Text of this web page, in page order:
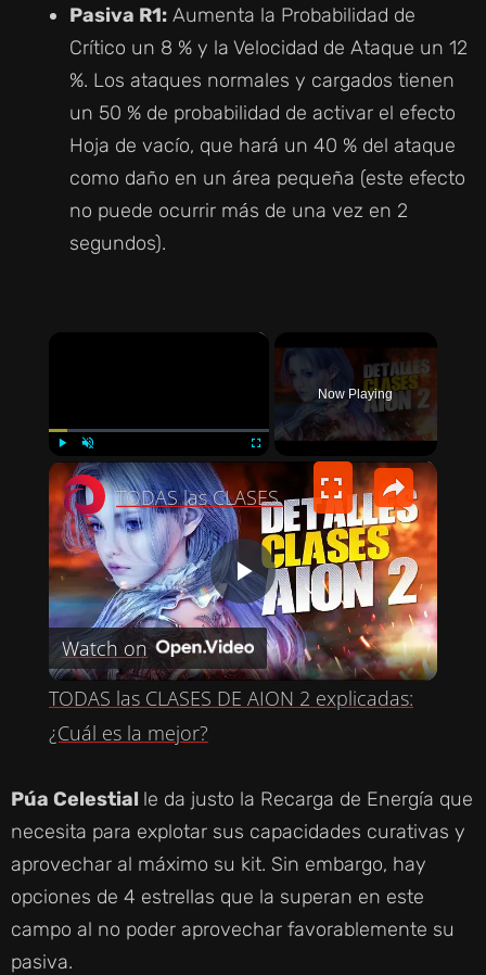
Pasiva R1: Aumenta la Probabilidad de
Crítico un 8 % y la Velocidad de Ataque un 12
%. Los ataques normales y cargados tienen
un 50 % de probabilidad de activar el efecto
Hoja de vacío, que hará un 40 % del ataque
como daño en un área pequeña (este efecto
no puede ocurrir más de una vez en 2
segundos).
×
PLAY UNMUTE
Now Playing
×
P
L
Y
V
I
TODAS las CLASES DE AION 2 explicadas: ¿Cuál es la mejor?
Watch on
TODAS las CLASES DE AION 2 explicadas:
¿Cuál es la mejor?
Púa Celestial le da justo la Recarga de Energía que
necesita para explotar sus capacidades curativas y
aprovechar al máximo su kit. Sin embargo, hay
opciones de 4 estrellas que la superan en este
campo al no poder aprovechar favorablemente su
pasiva.